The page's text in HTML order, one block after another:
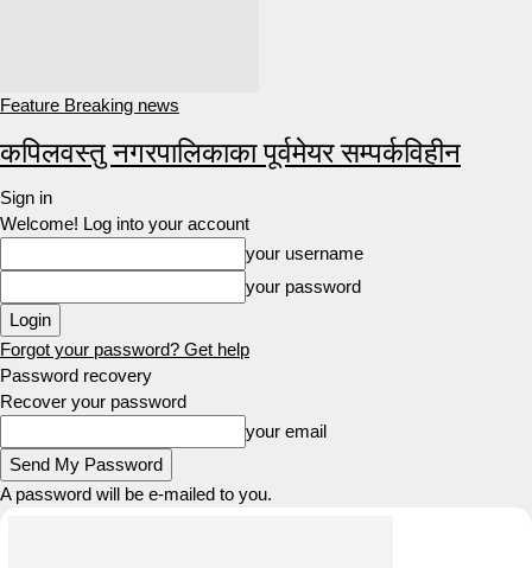
Feature Breaking news
कपिलवस्तु नगरपालिकाका पूर्वमेयर सम्पर्कविहीन
Sign in
Welcome! Log into your account
your username
your password
Forgot your password? Get help
Password recovery
Recover your password
your email
A password will be e-mailed to you.